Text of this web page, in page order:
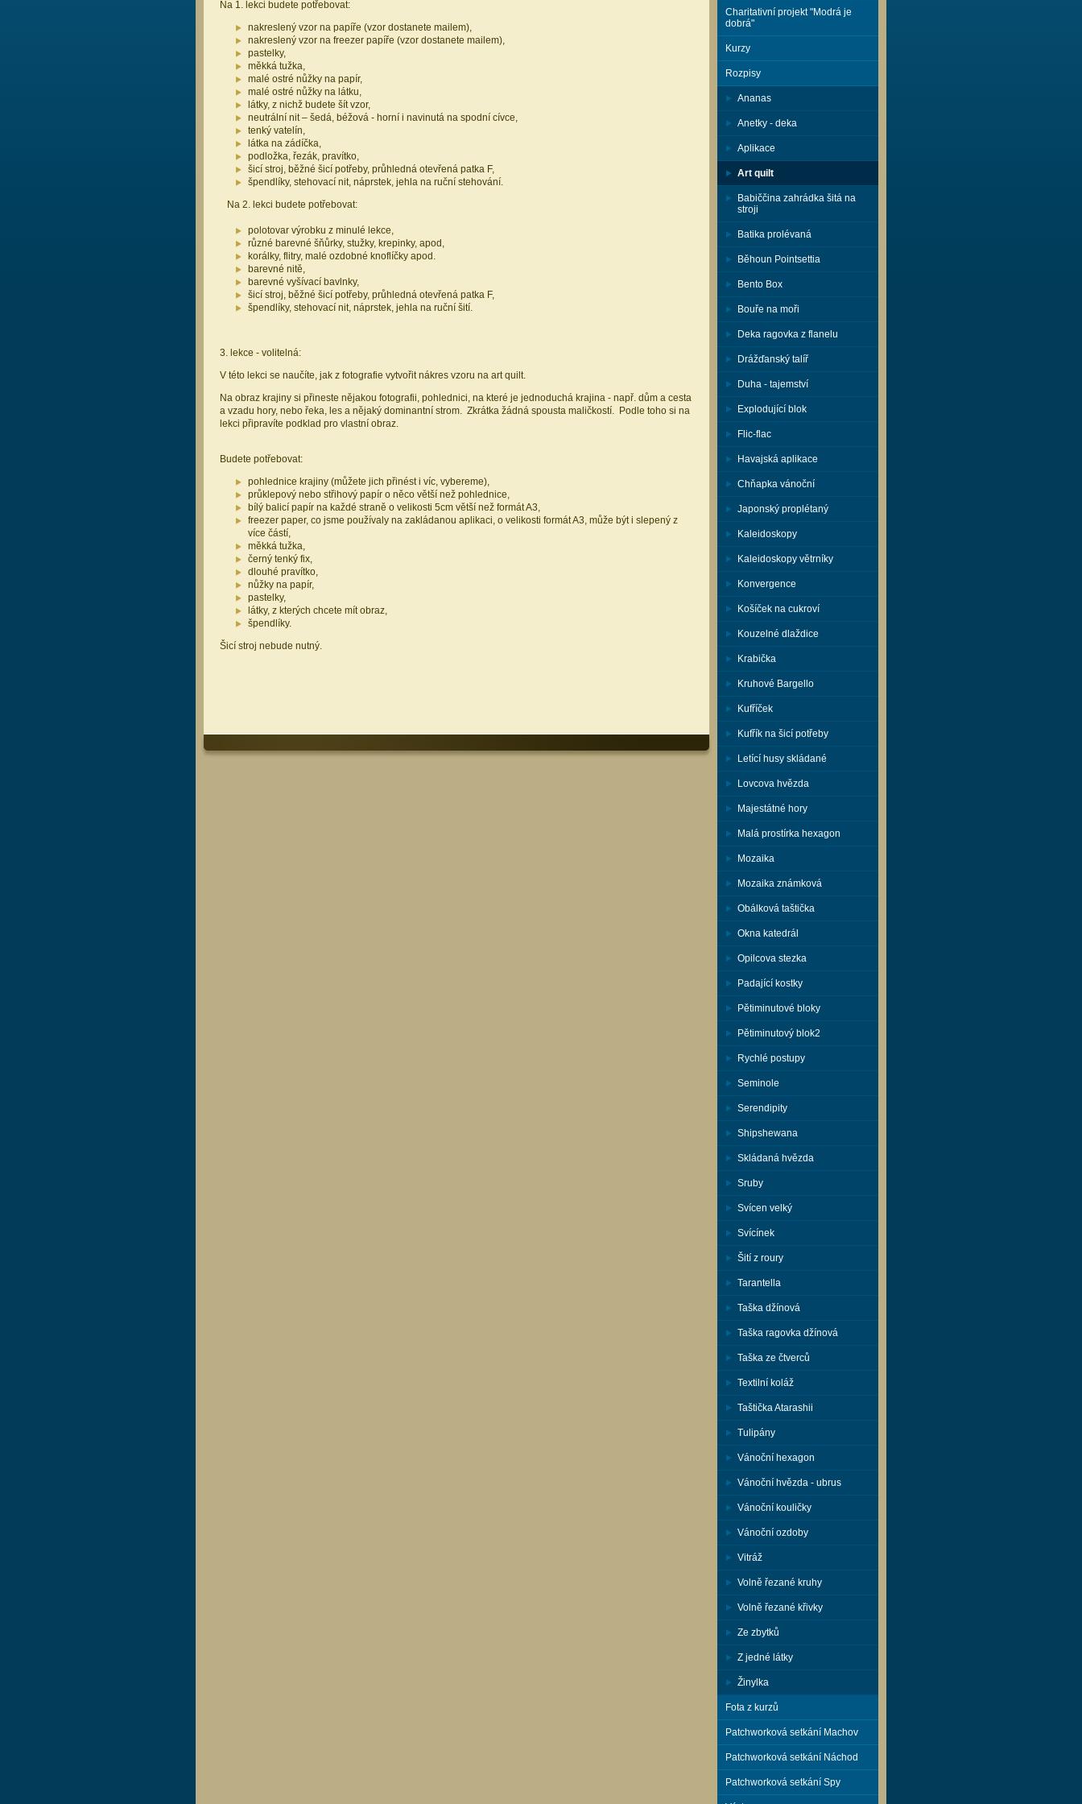
Na 1. lekci budete potřebovat:
nakreslený vzor na papíře (vzor dostanete mailem),
nakreslený vzor na freezer papíře (vzor dostanete mailem),
pastelky,
měkká tužka,
malé ostré nůžky na papír,
malé ostré nůžky na látku,
látky, z nichž budete šít vzor,
neutrální nit – šedá, béžová - horní i navinutá na spodní cívce,
tenký vatelín,
látka na zádíčka,
podložka, řezák, pravítko,
šicí stroj, běžné šicí potřeby, průhledná otevřená patka F,
špendlíky, stehovací nit, náprstek, jehla na ruční stehování.
Na 2. lekci budete potřebovat:
polotovar výrobku z minulé lekce,
různé barevné šňůrky, stužky, krepinky, apod,
korálky, flitry, malé ozdobné knoflíčky apod.
barevné nitě,
barevné vyšívací bavlnky,
šicí stroj, běžné šicí potřeby, průhledná otevřená patka F,
špendlíky, stehovací nit, náprstek, jehla na ruční šití.
3. lekce - volitelná:
V této lekci se naučíte, jak z fotografie vytvořit nákres vzoru na art quilt.
Na obraz krajiny si přineste nějakou fotografii, pohlednici, na které je jednoduchá krajina - např. dům a cesta
a vzadu hory, nebo řeka, les a nějaký dominantní strom. Zkrátka žádná spousta maličkostí. Podle toho si na
lekci připravíte podklad pro vlastní obraz.
Budete potřebovat:
pohlednice krajiny (můžete jich přinést i víc, vybereme),
průklepový nebo střihový papír o něco větší než pohlednice,
bílý balicí papír na každé straně o velikosti 5cm větší než formát A3,
freezer paper, co jsme používaly na zakládanou aplikaci, o velikosti formát A3, může být i slepený z
více částí,
měkká tužka,
černý tenký fix,
dlouhé pravítko,
nůžky na papír,
pastelky,
látky, z kterých chcete mít obraz,
špendlíky.
Šicí stroj nebude nutný.
Charitativní projekt "Modrá je
dobrá"
Kurzy
Rozpisy
Ananas
Anetky - deka
Aplikace
Art quilt
Babiččina zahrádka šitá na
stroji
Batika prolévaná
Běhoun Pointsettia
Bento Box
Bouře na moři
Deka ragovka z flanelu
Drážďanský talíř
Duha - tajemství
Explodující blok
Flic-flac
Havajská aplikace
Chňapka vánoční
Japonský proplétaný
Kaleidoskopy
Kaleidoskopy větrníky
Konvergence
Košíček na cukroví
Kouzelné dlaždice
Krabička
Kruhové Bargello
Kufříček
Kufřík na šicí potřeby
Letící husy skládané
Lovcova hvězda
Majestátné hory
Malá prostírka hexagon
Mozaika
Mozaika známková
Obálková taštička
Okna katedrál
Opilcova stezka
Padající kostky
Pětiminutové bloky
Pětiminutový blok2
Rychlé postupy
Seminole
Serendipity
Shipshewana
Skládaná hvězda
Sruby
Svícen velký
Svícínek
Šití z roury
Tarantella
Taška džínová
Taška ragovka džínová
Taška ze čtverců
Textilní koláž
Taštička Atarashii
Tulipány
Vánoční hexagon
Vánoční hvězda - ubrus
Vánoční kouličky
Vánoční ozdoby
Vitráž
Volně řezané kruhy
Volně řezané křivky
Ze zbytků
Z jedné látky
Žinylka
Fota z kurzů
Patchworková setkání Machov
Patchworková setkání Náchod
Patchworková setkání Spy